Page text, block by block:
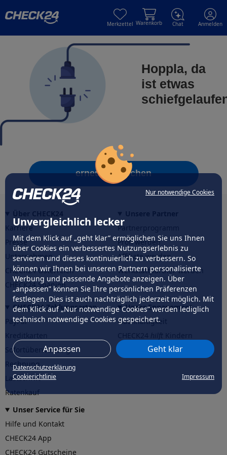
Nur notwendige Cookies
Unvergleichlich lecker
Mit dem Klick auf „geht klar” ermöglichen Sie uns Ihnen
über Cookies ein verbessertes Nutzungserlebnis zu
servieren und dieses kontinuierlich zu verbessern. So
können wir Ihnen bei unseren Partnern personalisierte
Werbung und passende Angebote anzeigen. Über
„anpassen” können Sie Ihre persönlichen Präferenzen
festlegen. Dies ist auch nachträglich jederzeit möglich. Mit
dem Klick auf „Nur notwendige Cookies” werden lediglich
technisch notwendige Cookies gespeichert.
Anpassen Geht klar
Datenschutzerklärung
Cookierichtlinie
Impressum
Merkzettel Warenkorb Chat Anmelden
Hoppla, da
ist etwas
erneut versuchen
Karriere
Presse
Unternehmen
CHECK24 Österreich
CHECK24 Spanien
Partnerprogramm
Profi werden
Affiliate werden
Werkstattpartner werden
CHECK24 Zahlungsarten
PayPal
Sofortüberweisung
Rechnung
Lastschrift
Ratenkauf
Unser Engagement
Nachhaltigkeit
CHECK24hilftder Natur
Unser Service für Sie
Hilfe und Kontakt
CHECK24 App
CHECK24 Gutscheine